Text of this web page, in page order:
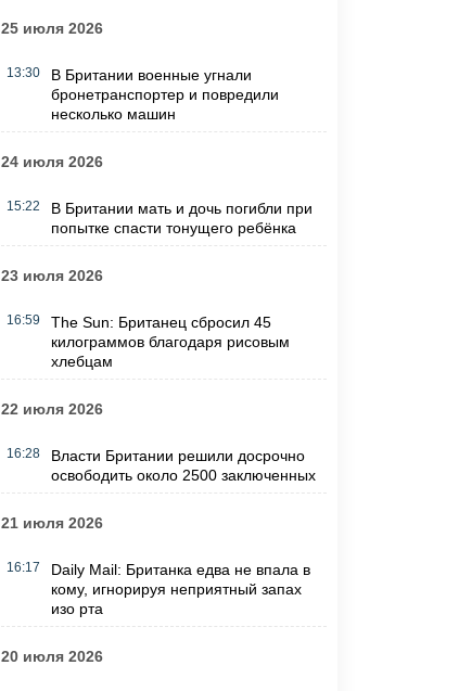
25 июля 2026
13:30
В Британии военные угнали
бронетранспортер и повредили
несколько машин
24 июля 2026
15:22
В Британии мать и дочь погибли при
попытке спасти тонущего ребёнка
23 июля 2026
16:59
The Sun: Британец сбросил 45
килограммов благодаря рисовым
хлебцам
22 июля 2026
16:28
Власти Британии решили досрочно
освободить около 2500 заключенных
21 июля 2026
16:17
Daily Mail: Британка едва не впала в
кому, игнорируя неприятный запах
изо рта
20 июля 2026